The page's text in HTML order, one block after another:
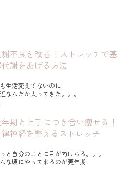
な私が
の冷えを改善した方法をご紹介します。
不良を改善！ストレッチで基
謝をあげる方法
生活変えてないのに
なんだか太ってきた。。。
、。。。。
身、更年期に入り
生活習慣は、変わってないのに。
期と上手につき合い瘦せる！
律神経を整えるストレッチ
と自分のことに目が向けらる。。。
な頃にやって来るのが更年期